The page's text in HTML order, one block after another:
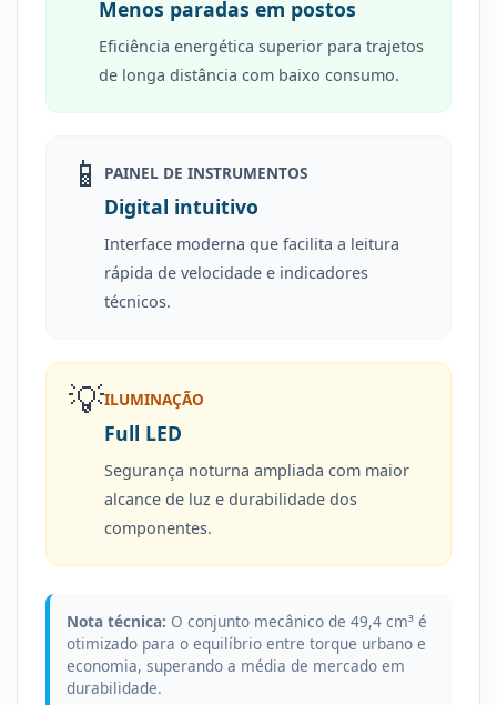
Menos paradas em postos
Eficiência energética superior para trajetos
de longa distância com baixo consumo.
📱 PAINEL DE INSTRUMENTOS
Digital intuitivo
Interface moderna que facilita a leitura
rápida de velocidade e indicadores
técnicos.
💡ILUMINAÇÃO
Full LED
Segurança noturna ampliada com maior
alcance de luz e durabilidade dos
componentes.
Nota técnica: O conjunto mecânico de 49,4 cm³ é
otimizado para o equilíbrio entre torque urbano e
economia, superando a média de mercado em
durabilidade.